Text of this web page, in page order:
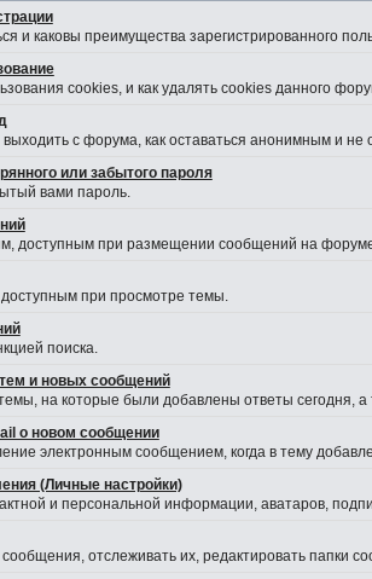
и каковы преимущества зарегистрированного
cookies, и как удалять cookies данного
выходить с форума, как оставаться анонимным и
или забытого пароля
вами пароль.
доступным при размещении сообщений на
при просмотре темы.
поиска.
и новых сообщений
на которые были добавлены ответы сегодня,
о новом сообщении
электронным сообщением, когда в тему
(Личные настройки)
и персональной информации, аватаров,
отслеживать их, редактировать папки